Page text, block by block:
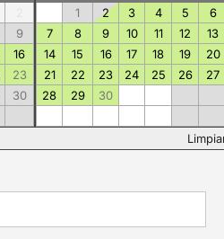
9
16
23
30
1
2 3 4 5
6
7
8 9 10 11 12
13
14
15 16 17 18 19
20
21
22 23 24 25 26
27
28
29 30